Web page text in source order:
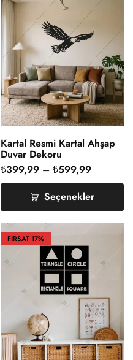
Kartal Resmi Kartal Ahşap
Duvar Dekoru
₺399,99 – ₺599,99
Seçenekler
FIRSAT17%